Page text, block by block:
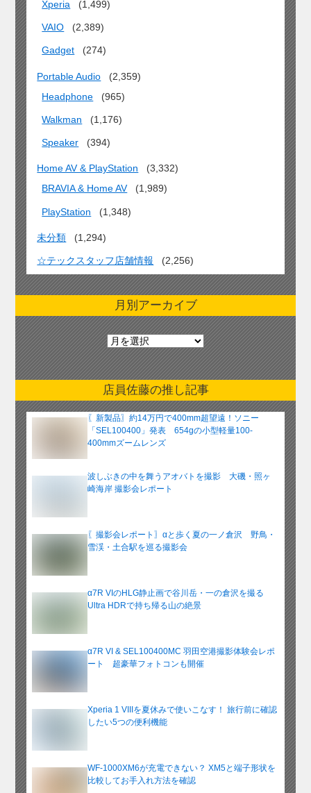
Xperia (1,499)
VAIO (2,389)
Gadget (274)
Portable Audio
(2,359)
Headphone
(965)
Walkman (1,176)
Speaker (394)
Home AV & PlayStation
(3,332)
BRAVIA & Home AV
(1,989)
PlayStation (1,348)
未分類 (1,294)
☆テックスタッフ店舗情報 (2,256)
月別アーカイブ
月
別
ア
ー
カ
イ
ブ
店員佐藤の推し記事
〖新製品〗約14万円で400mm超望遠！ソニー
「SEL100400」発表 654gの小型軽量100-
400mmズームレンズ
波しぶきの中を舞うアオバトを撮影 大磯・照ヶ
崎海岸 撮影会レポート
〖撮影会レポート〗αと歩く夏の一ノ倉沢 野鳥・
雪渓・土合駅を巡る撮影会
α7R VIのHLG静止画で谷川岳・一の倉沢を撮る
Ultra HDRで持ち帰る山の絶景
α7R VI & SEL100400MC 羽田空港撮影体験会レポ
ート 超豪華フォトコンも開催
Xperia 1 VIIIを夏休みで使いこなす！ 旅行前に確認
したい5つの便利機能
WF-1000XM6が充電できない？ XM5と端子形状を
比較してお手入れ方法を確認